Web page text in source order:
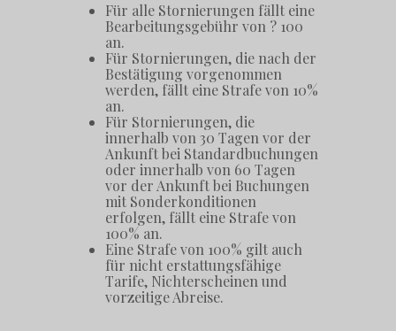
Für alle Stornierungen fällt eine
Bearbeitungsgebühr von ? 100
an.
Für Stornierungen, die nach der
Bestätigung vorgenommen
werden, fällt eine Strafe von 10%
an.
Für Stornierungen, die
innerhalb von 30 Tagen vor der
Ankunft bei Standardbuchungen
oder innerhalb von 60 Tagen
vor der Ankunft bei Buchungen
mit Sonderkonditionen
erfolgen, fällt eine Strafe von
100% an.
Eine Strafe von 100% gilt auch
für nicht erstattungsfähige
Tarife, Nichterscheinen und
vorzeitige Abreise.